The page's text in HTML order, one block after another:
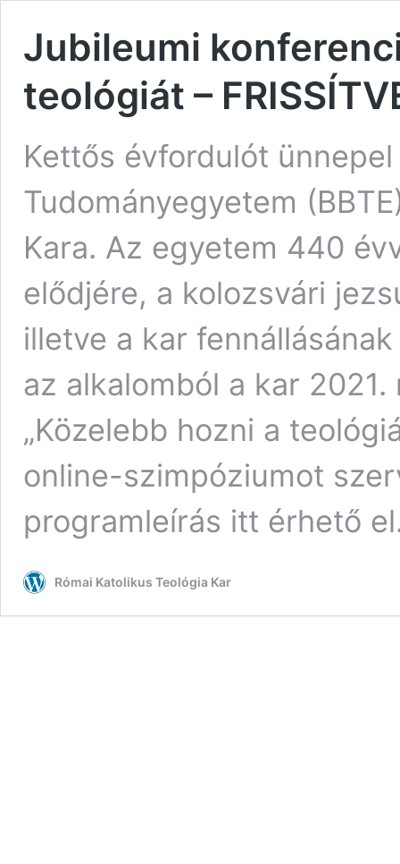
Jubileumi
teológiát –
Kettős évfordulót
Tudományegyetem
Kara. Az egyetem 440
elődjére, a kolozsvári
illetve a kar
az alkalomból a kar
„Közelebb hozni a
online-szimpóziumot
programleírás itt érhető
Római Katolikus Teológia Kar